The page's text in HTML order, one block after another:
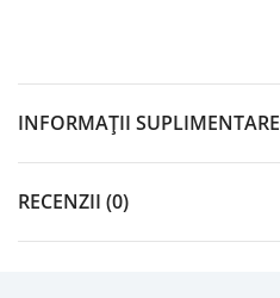
INFORMAȚII SUPLIMENTARE
RECENZII (0)